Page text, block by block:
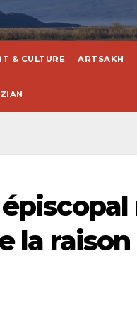
& CULTURE ARTSAKH
la raison